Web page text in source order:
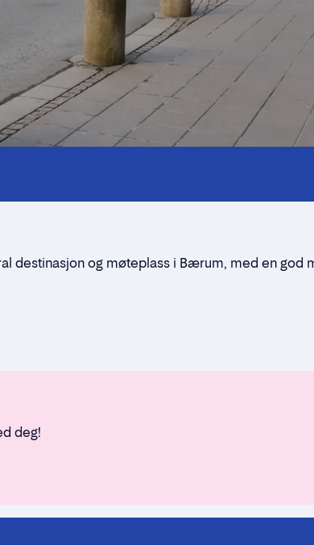
Standleie
destinasjon og møteplass i Bærum, med en god
deg!